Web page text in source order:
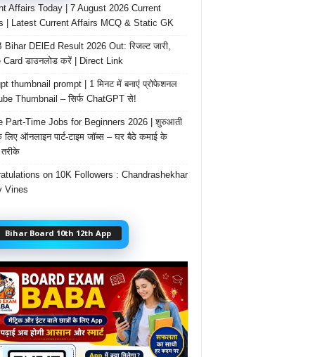
Affairs Today | 7 August 2026 Current
| Latest Current Affairs MCQ & Static GK
Bihar DElEd Result 2026 Out: रिजल्ट जारी,
Card डाउनलोड करें | Direct Link
thumbnail prompt | 1 मिनट में बनाएं प्रोफेशनल
Thumbnail – सिर्फ ChatGPT से!
Part-Time Jobs for Beginners 2026 | शुरुआती
लिए ऑनलाइन पार्ट-टाइम जॉब्स – घर बैठे कमाई के
on 10K Followers : Chandrashekhar
Vines
Bihar Board 10th 12th App